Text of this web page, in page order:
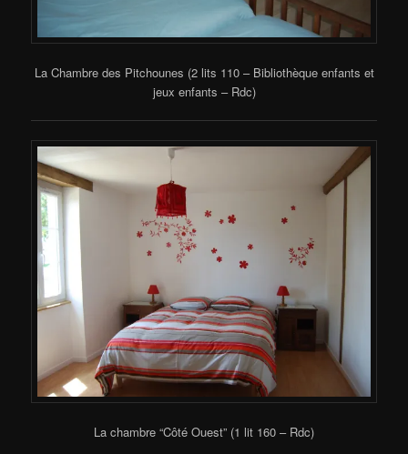
La Chambre des Pitchounes (2 lits 110 – Bibliothèque enfants et
jeux enfants – Rdc)
La chambre “Côté Ouest” (1 lit 160 – Rdc)